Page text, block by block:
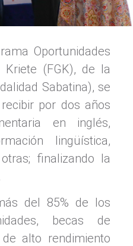
Oportunidades
Kriete (FGK), de la
Sabatina), se
por dos años
en inglés,
lingüística,
finalizando la
del 85% de los
becas de
alto rendimiento